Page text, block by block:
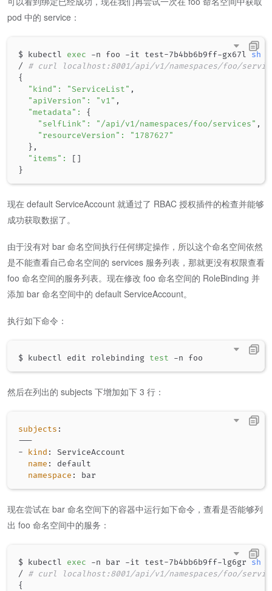
pod 中的 service：
$ kubectl exec -n foo -it test-7b4bb6b9ff-gx67l sh
/ # curl localhost:8001/api/v1/namespaces/foo/
{
"kind" : "ServiceList" ,
"apiVersion" : "v1" ,
"metadata" :
{
"selfLink" : "/api/v1/namespaces/foo/services" ,
"resourceVersion" :
"1787627"
} ,
"items" : [ ]
}
现在 default ServiceAccount 就通过了 RBAC 授权插件的检查并能够
成功获取数据了。
由于没有对 bar 命名空间执行任何绑定操作，所以这个命名空间依然
是不能查看自己命名空间的 services 服务列表，那就更没有权限查看
foo 命名空间的服务列表。现在修改 foo 命名空间的 RoleBinding 并
添加 bar 命名空间中的 default ServiceAccount。
执行如下命令：
$ kubectl edit rolebinding test
然后在列出的 subjects 下增加如下 3 行：
subjects :
---
-
kind :
ServiceAccount
name :
default
namespace :
现在尝试在 bar 命名空间下的容器中运行如下命令，查看是否能够列
出 foo 命名空间中的服务：
$ kubectl exec -n bar -it test-7b4bb6b9ff-lg6gr sh
/ # curl localhost:8001/api/v1/namespaces/foo/
{